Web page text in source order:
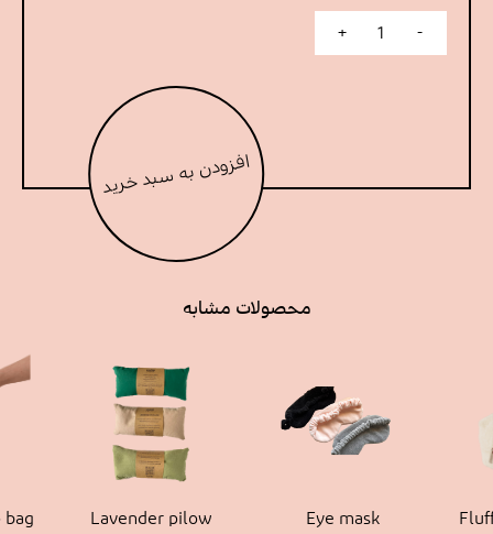
-
+
افزودن به سبد خرید
محصولات مشابه
Eye mask
Lavender pilow
bag